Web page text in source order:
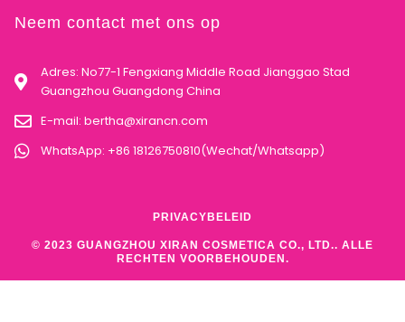
Neem contact met ons op
Adres: No77-1 Fengxiang Middle Road Jianggao Stad
Guangzhou Guangdong China
E-mail: bertha@xirancn.com
WhatsApp: +86 18126750810(Wechat/Whatsapp)
© 2023 GUANGZHOU XIRAN COSMETICA CO., LTD.. ALLE
RECHTEN VOORBEHOUDEN.
PRIVACYBELEID